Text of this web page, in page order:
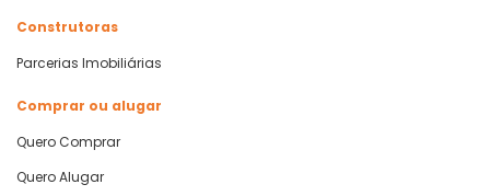
Construtoras
Parcerias Imobiliárias
Comprar ou alugar
Quero Comprar
Quero Alugar